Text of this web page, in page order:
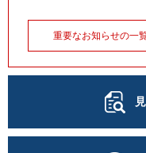
重要なお知らせの一